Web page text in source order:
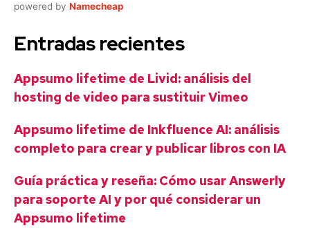
powered by Namecheap
Entradas recientes
Appsumo lifetime de Livid: análisis del
hosting de video para sustituir Vimeo
Appsumo lifetime de Inkfluence AI: análisis
completo para crear y publicar libros con IA
Guía práctica y reseña: Cómo usar Answerly
para soporte AI y por qué considerar un
Appsumo lifetime